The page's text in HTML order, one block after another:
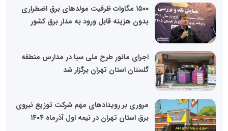
۱۵۰۰ مگاوات ظرفیت مولدهای برق اضطراری
بدون هزینه قابل ورود به مدار برق کشور
اجرای مانور طرح ملی سبا در مدارس منطقه
گلستان استان تهران برگزار شد
مروری بر رویدادهای مهم شرکت توزیع نیروی
برق استان تهران در نیمه اول آذرماه ۱۴۰۴